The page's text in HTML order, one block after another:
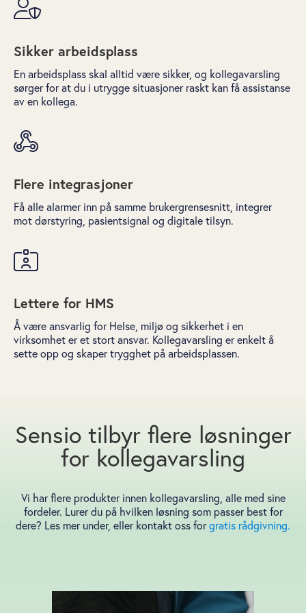
Sikker arbeidsplass
En arbeidsplass skal alltid være sikker, og kollegavarsling
sørger for at du i utrygge situasjoner raskt kan få assistanse
av en kollega.
Flere integrasjoner
Få alle alarmer inn på samme brukergrensesnitt, integrer
mot dørstyring, pasientsignal og digitale tilsyn.
Lettere for HMS
Å være ansvarlig for Helse, miljø og sikkerhet i en
virksomhet er et stort ansvar. Kollegavarsling er enkelt å
sette opp og skaper trygghet på arbeidsplassen.
Sensio tilbyr flere løsninger
for kollegavarsling
Vi har flere produkter innen kollegavarsling, alle med sine
fordeler. Lurer du på hvilken løsning som passer best for
dere? Les mer under, eller kontakt oss forgratis rådgivning.